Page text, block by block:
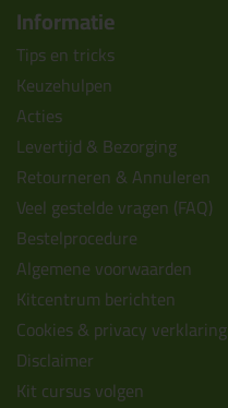
Informatie
Tips en tricks
Keuzehulpen
Acties
Levertijd & Bezorging
Retourneren & Annuleren
Veel gestelde vragen (FAQ)
Bestelprocedure
Algemene voorwaarden
Kitcentrum berichten
Cookies & privacy verklaring
Disclaimer
Kit cursus volgen